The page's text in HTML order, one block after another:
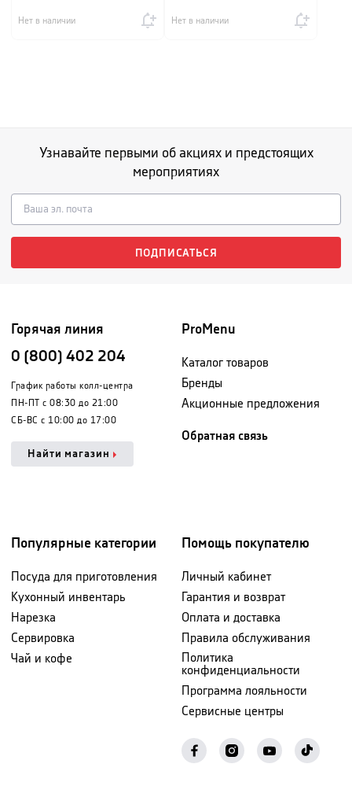
Нет в наличии Нет в наличии
Узнавайте первыми об акциях и предстоящих
мероприятиях
ПОДПИСАТЬСЯ
Горячая линия
0 (800) 402 204
График работы колл-центра
ПН-ПТ с 08:30 до 21:00
СБ-ВС с 10:00 до 17:00
Найти магазин
ProMenu
Каталог товаров
Бренды
Акционные предложения
Обратная связь
Популярные категории
Посуда для приготовления
Кухонный инвентарь
Нарезка
Сервировка
Чай и кофе
Помощь покупателю
Личный кабинет
Гарантия и возврат
Оплата и доставка
Правила обслуживания
Политика
конфиденциальности
Программа лояльности
Сервисные центры